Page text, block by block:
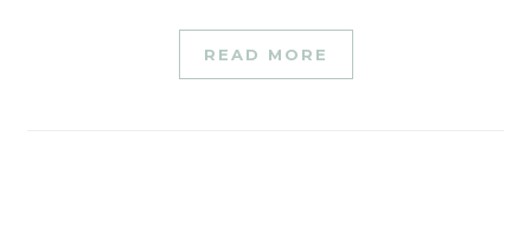
READ MORE